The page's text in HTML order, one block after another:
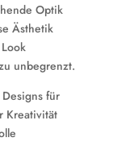
Optik
Ästhetik
unbegrenzt.
für
Kreativität